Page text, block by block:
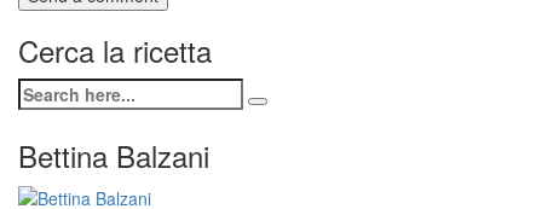
Cerca la ricetta
Bettina Balzani